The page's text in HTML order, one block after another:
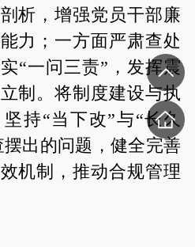
析，增强党员干部廉
力；一方面严肃查处
“一问三责”，发挥震
制。将制度建设与执
持“当下改”与“长久
出的问题，健全完善
机制，推动合规管理